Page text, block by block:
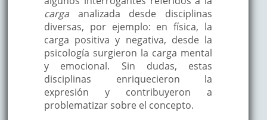
cargaanalizada desde disciplinas
diversas, por ejemplo: en física, la
carga positiva y negativa, desde la
psicología surgieron la carga mental
y emocional. Sin dudas, estas
disciplinas enriquecieron la
expresión y contribuyeron a
problematizar sobre el concepto.